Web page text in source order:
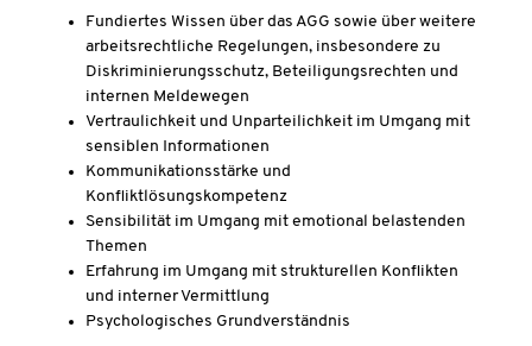
Fundiertes Wissen über das AGG sowie über weitere
arbeitsrechtliche Regelungen, insbesondere zu
Diskriminierungsschutz, Beteiligungsrechten und
internen Meldewegen
Vertraulichkeit und Unparteilichkeit im Umgang mit
sensiblen Informationen
Kommunikationsstärke und
Konfliktlösungskompetenz
Sensibilität im Umgang mit emotional belastenden
Themen
Erfahrung im Umgang mit strukturellen Konflikten
und interner Vermittlung
Psychologisches Grundverständnis